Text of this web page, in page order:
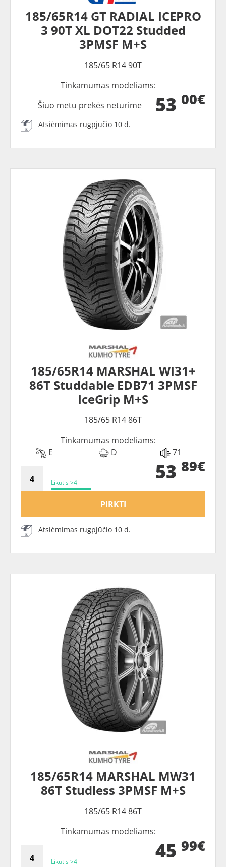
185/65R14 GT RADIAL ICEPRO
3 90T XL DOT22 Studded
3PMSF M+S
185/65 R14 90T
Tinkamumas modeliams:
53 00€
Šiuo metu prekės neturime
Atsiėmimas rugpjūčio 10 d.
185/65R14 MARSHAL WI31+
86T Studdable EDB71 3PMSF
IceGrip M+S
185/65 R14 86T
Tinkamumas modeliams:
E
D 71
Likutis >4 53 89€
PIRKTI
Atsiėmimas rugpjūčio 10 d.
185/65R14 MARSHAL MW31
86T Studless 3PMSF M+S
185/65 R14 86T
Tinkamumas modeliams:
Likutis >4 45 99€